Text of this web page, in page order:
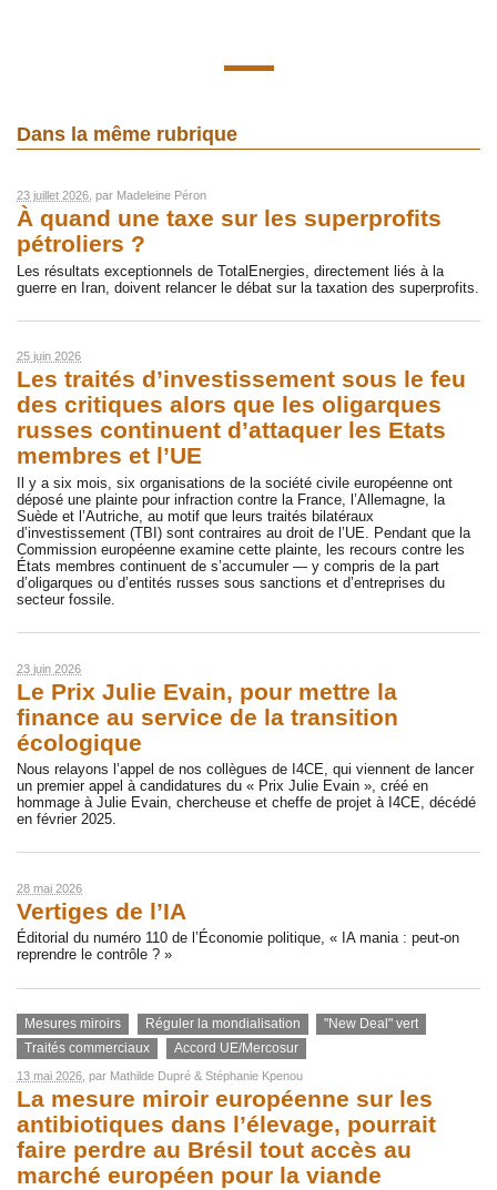
Dans la même rubrique
23 juillet 2026 , par Madeleine Péron
À quand une taxe sur les superprofits
pétroliers ?
Les résultats exceptionnels de TotalEnergies, directement liés à la
guerre en Iran, doivent relancer le débat sur la taxation des superprofits.
25 juin 2026
Les traités d’investissement sous le feu
des critiques alors que les oligarques
russes continuent d’attaquer les Etats
membres et l’UE
Il y a six mois, six organisations de la société civile européenne ont
déposé une plainte pour infraction contre la France, l’Allemagne, la
Suède et l’Autriche, au motif que leurs traités bilatéraux
d’investissement (TBI) sont contraires au droit de l’UE. Pendant que la
Commission européenne examine cette plainte, les recours contre les
États membres continuent de s’accumuler — y compris de la part
d’oligarques ou d’entités russes sous sanctions et d’entreprises du
secteur fossile.
23 juin 2026
Le Prix Julie Evain, pour mettre la
finance au service de la transition
écologique
Nous relayons l’appel de nos collègues de I4CE, qui viennent de lancer
un premier appel à candidatures du « Prix Julie Evain », créé en
hommage à Julie Evain, chercheuse et cheffe de projet à I4CE, décédé
en février 2025.
28 mai 2026
Vertiges de l’IA
Éditorial du numéro 110 de l’Économie politique, « IA mania : peut-on
reprendre le contrôle ? »
Mesures miroirs Réguler la mondialisation
"New Deal" vert
Traités commerciaux
Accord UE/Mercosur
13 mai 2026 , par Mathilde Dupré & Stéphanie Kpenou
La mesure miroir européenne sur les
antibiotiques dans l’élevage, pourrait
faire perdre au Brésil tout accès au
marché européen pour la viande